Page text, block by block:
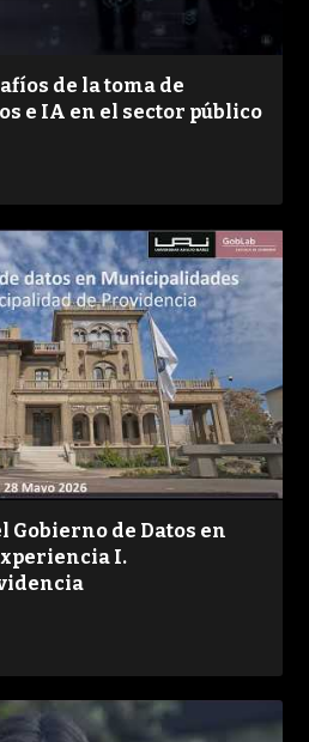
de la toma de
e IA en el sector público
VER
Gobierno de Datos en
I.
VER